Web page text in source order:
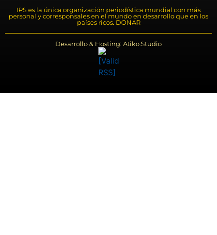
IPS es la única organización periodística mundial con más
personal y corresponsales en el mundo en desarrollo que en los
países ricos. DONAR
Desarrollo & Hosting: Atiko.Studio